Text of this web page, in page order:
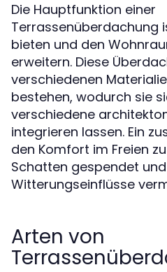
Die Hauptfunktion einer
Terrassenüberdachung
bieten und den
erweitern. Diese
verschiedenen
bestehen, wodurch sie
verschiedene
integrieren lassen. Ein
den Komfort im Freien
Schatten gespendet
Witterungseinflüsse
Arten von